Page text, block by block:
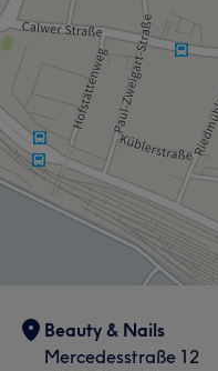
Beauty & Nails
Mercedesstraße 12